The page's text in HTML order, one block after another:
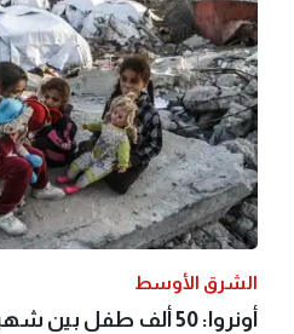
الشرق الأوسط
أونروا: 50 ألف طفل